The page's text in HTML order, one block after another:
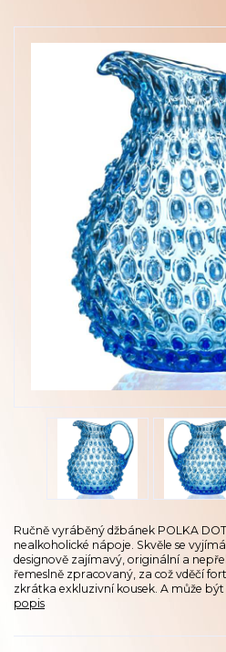
Ručně vyráběný džbánek POLKA
nealkoholické nápoje. Skvěle se
designově zajímavý, originální a
řemeslně zpracovaný, za což vděčí
zkrátka exkluzivní kousek. A může
popis